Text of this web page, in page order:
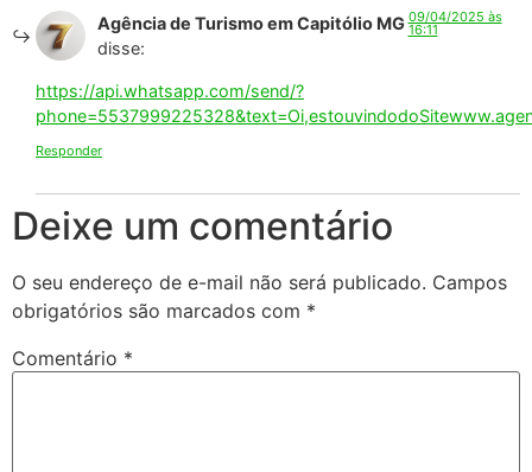
Agência de Turismo em Capitólio MG
disse:
09/04/2025 às
16:11
https://api.whatsapp.com/send/?
Responder
Deixe um comentário
O seu endereço de e-mail não será publicado. Campos
obrigatórios são marcados com *
Comentário *